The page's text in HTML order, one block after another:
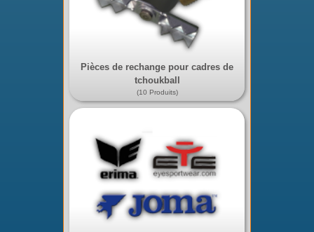
Pièces de rechange pour cadres de
tchoukball
(10 Produits)